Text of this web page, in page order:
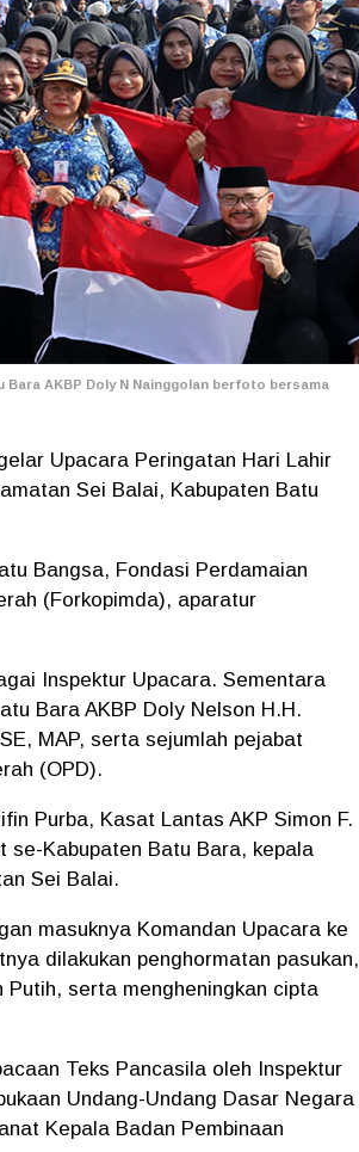
AKBP Doly N Nainggolan berfoto bersama
Upacara Peringatan Hari Lahir
Sei Balai, Kabupaten Batu
Bangsa, Fondasi Perdamaian
(Forkopimda), aparatur
Inspektur Upacara. Sementara
Bara AKBP Doly Nelson H.H.
MAP, serta sejumlah pejabat
(OPD).
Purba, Kasat Lantas AKP Simon F.
se-Kabupaten Batu Bara, kepala
Sei Balai.
masuknya Komandan Upacara ke
dilakukan penghormatan pasukan,
Putih, serta mengheningkan cipta
Teks Pancasila oleh Inspektur
Undang-Undang Dasar Negara
Kepala Badan Pembinaan